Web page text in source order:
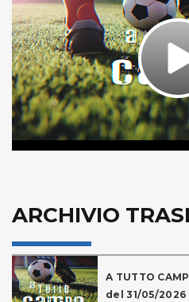
ARCHIVIO
A TUTTO
del 31/05/2026